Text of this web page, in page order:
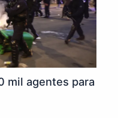
mil agentes para